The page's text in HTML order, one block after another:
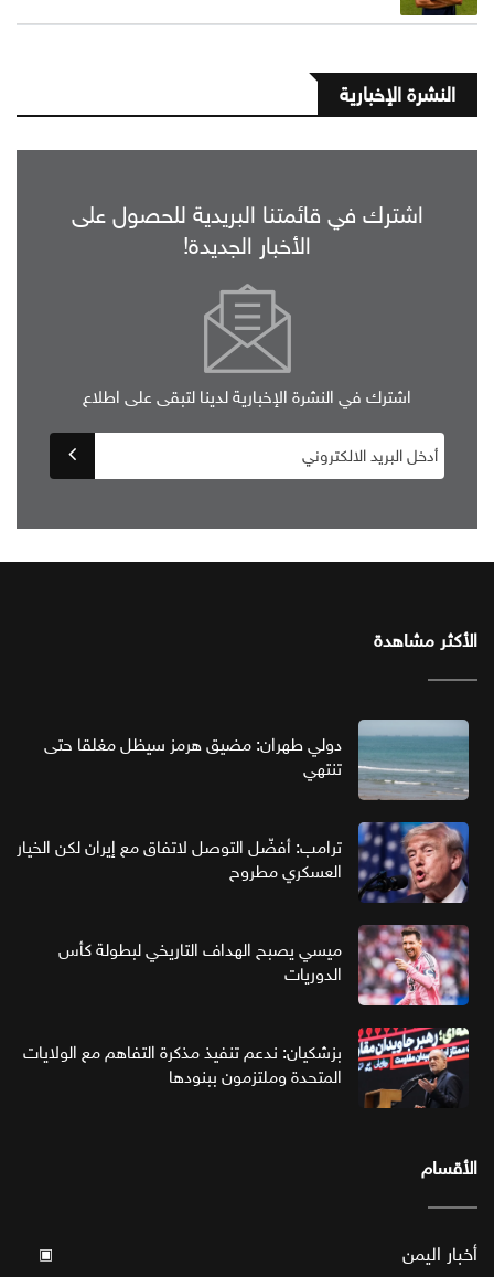
النشرة الإخبارية
اشترك في قائمتنا البريدية للحصول على
الأخبار الجديدة!
اشترك في النشرة الإخبارية لدينا لتبقى على اطلاع
الأكثر مشاهدة
دولي طهران: مضيق هرمز سيظل مغلقا حتى
تنتهي
ترامب: أفضّل التوصل لاتفاق مع إيران لكن الخيار
العسكري مطروح
ميسي يصبح الهداف التاريخي لبطولة كأس
الدوريات
بزشكيان: ندعم تنفيذ مذكرة التفاهم مع الولايات
المتحدة وملتزمون ببنودها
الأقسام
أخبار اليمن ▣